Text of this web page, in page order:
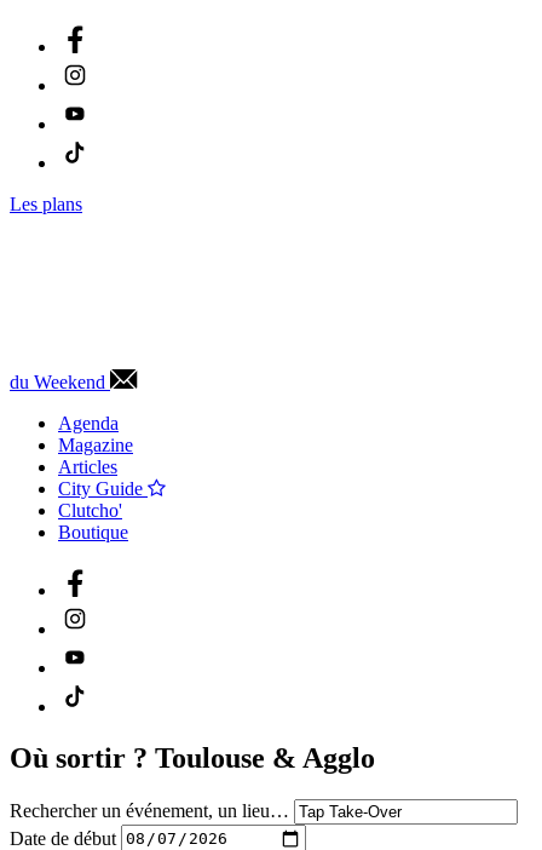
Les plans
du Weekend
Agenda
Magazine
Articles
City Guide
Clutcho'
Boutique
Où sortir ? Toulouse & Agglo
Rechercher un événement, un lieu…
Date de début